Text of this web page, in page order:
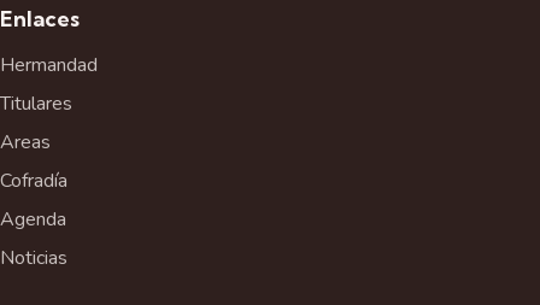
Enlaces
Hermandad
Titulares
Areas
Cofradía
Agenda
Noticias